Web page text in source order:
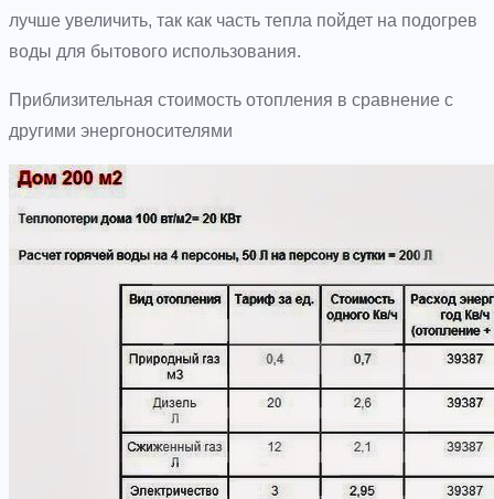
лучше увеличить, так как часть тепла пойдет на подогрев
воды для бытового использования.
Приблизительная стоимость отопления в сравнение с
другими энергоносителями